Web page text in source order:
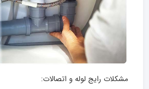
مشکلات رایج لوله و اتصالات: